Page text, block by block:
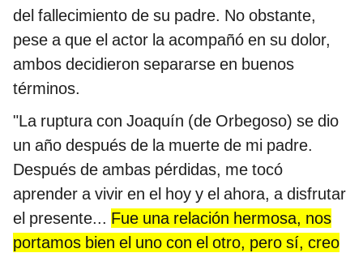
del fallecimiento de su padre. No obstante,
pese a que el actor la acompañó en su dolor,
ambos decidieron separarse en buenos
términos.
"La ruptura con Joaquín (de Orbegoso) se dio
un año después de la muerte de mi padre.
Después de ambas pérdidas, me tocó
aprender a vivir en el hoy y el ahora, a disfrutar
el presente... Fue una relación hermosa, nos
portamos bien el uno con el otro, pero sí, creo